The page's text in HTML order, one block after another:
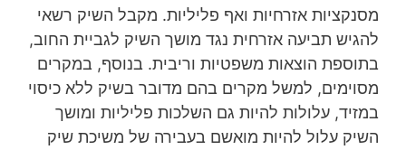
מסנקציות אזרחיות ואף פליליות. מקבל השיק רשאי
להגיש תביעה אזרחית נגד מושך השיק לגביית החוב,
בתוספת הוצאות משפטיות וריבית. בנוסף, במקרים
מסוימים, למשל מקרים בהם מדובר בשיק ללא כיסוי
במזיד, עלולות להיות גם השלכות פליליות ומושך
השיק עלול להיות מואשם בעבירה של משיכת שיק